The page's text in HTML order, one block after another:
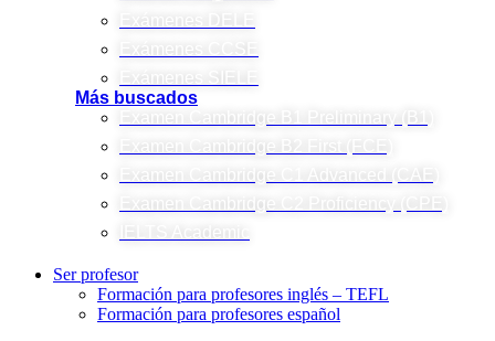
Exámenes DELE
Exámenes CCSE
Exámenes SIELE
Más buscados
Examen Cambridge B1 Preliminary (B1)
Examen Cambridge B2 First (FCE)
Examen Cambridge C1 Advanced (CAE)
Examen Cambridge C2 Proficiency (CPE)
IELTS Academic
Ser profesor
Formación para profesores inglés – TEFL
Formación para profesores español